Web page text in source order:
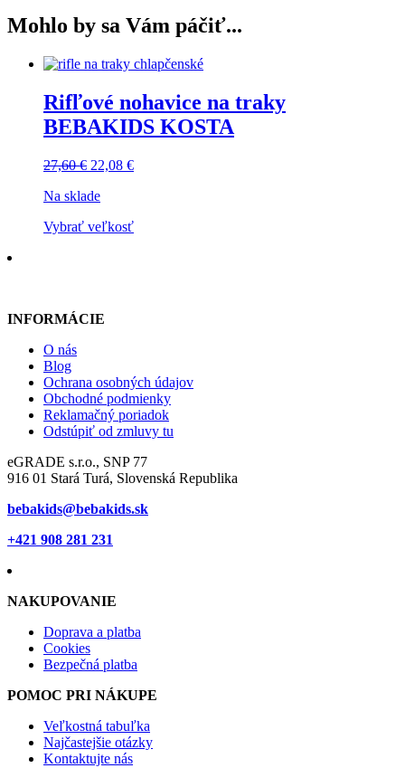
Mohlo by sa Vám páčiť...
Rifľové nohavice na traky
BEBAKIDS KOSTA
27,60€ 22,08 €
Na sklade
Vybrať veľkosť
INFORMÁCIE
O nás
Blog
Ochrana osobných údajov
Obchodné podmienky
Reklamačný poriadok
Odstúpiť od zmluvy tu
eGRADE s.r.o., SNP 77
916 01 Stará Turá, Slovenská Republika
bebakids@bebakids.sk
+421 908 281 231
NAKUPOVANIE
Doprava a platba
Cookies
Bezpečná platba
POMOC PRI NÁKUPE
Veľkostná tabuľka
Najčastejšie otázky
Kontaktujte nás